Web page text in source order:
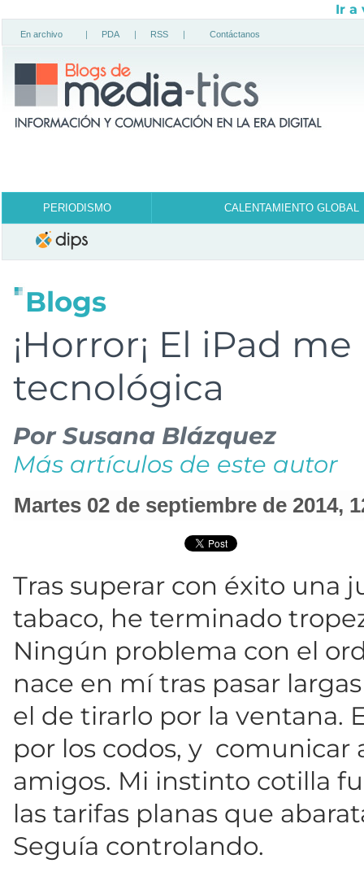
Ir a
En archivo | PDA | RSS | Contáctanos
PERIODISMO CALENTAMIENTO GLOBAL
Blogs
¡Horror¡ El iPad
tecnológica
Por Susana Blázquez
Más artículos de este autor
martes 02 de septiembre de 2014,
Tras superar con éxito una
tabaco, he terminado
Ningún problema con el
nace en mí tras pasar
el de tirarlo por la ventana.
por los codos, y comunicar
amigos. Mi instinto cotilla
las tarifas planas que
Seguía controlando.